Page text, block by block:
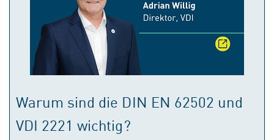
Warum sind die DIN EN 62502 und
VDI 2221 wichtig?